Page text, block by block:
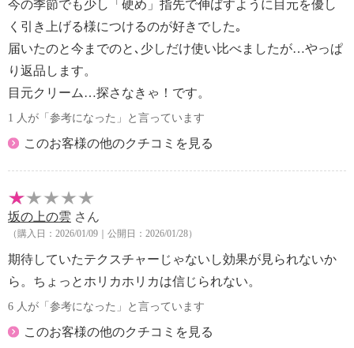
今の季節でも少し「硬め」指先で伸ばすように目元を優し
く引き上げる様につけるのが好きでした｡
届いたのと今までのと､少しだけ使い比べましたが…やっぱ
り返品します。
目元クリーム…探さなきゃ！です。
1 人が「参考になった」と言っています
このお客様の他のクチコミを見る
坂の上の雲 さん
（購入日：2026/01/09｜公開日：2026/01/28）
期待していたテクスチャーじゃないし効果が見られないか
ら。ちょっとホリカホリカは信じられない。
6 人が「参考になった」と言っています
このお客様の他のクチコミを見る